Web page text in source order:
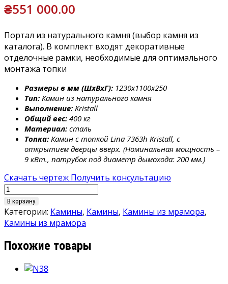
₴551 000.00
Портал из натурального камня (выбор камня из
каталога). В комплект входят декоративные
отделочные рамки, необходимые для оптимального
монтажа топки
Размеры в мм (ШхВхГ): 1230x1100x250
Тип: Камин из натурального камня
Выполнение: Kristall
Общий вес: 400 кг
Материал: сталь
Топка: Камин с топкой Lina 7363h Kristall, с
открытием дверцы вверх. (Номинальная мощность –
9 кВт., патрубок под диаметр дымохода: 200 мм.)
Скачать чертеж Получить консультацию
Количество
товара
Камин
Schmid
Praga
В корзину
Категории: Камины, Камины, Камины из мрамора,
Камины из мрамора
Похожие товары